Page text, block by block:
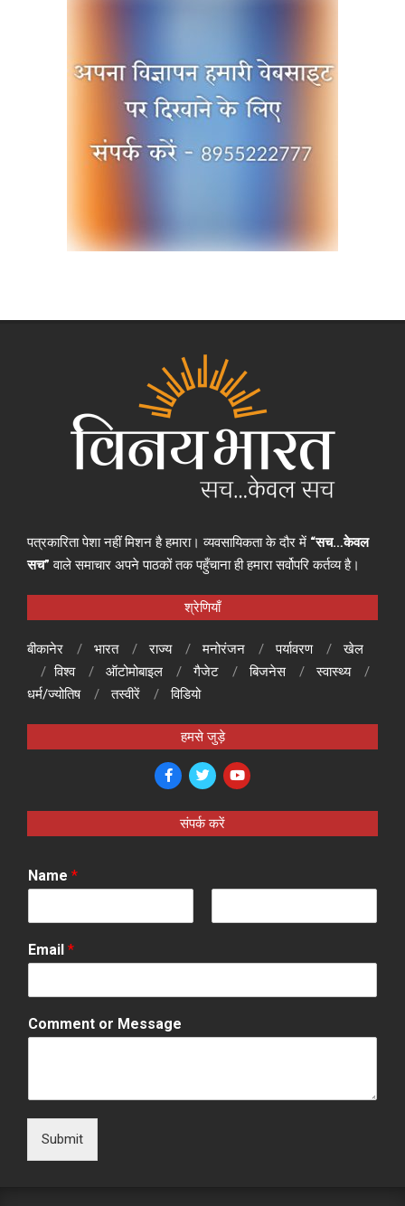
पत्रकारिता पेशा नहीं मिशन है हमारा। व्यवसायिकता के दौर में “सच…केवल
सच” वाले समाचार अपने पाठकों तक पहुँचाना ही हमारा सर्वोपरि कर्तव्य है।
श्रेणियाँ
बीकानेर भारत राज्य मनोरंजन पर्यावरण
खेल
विश्व
ऑटोमोबाइल गैजेट बिजनेस
स्वास्थ्य
धर्म/ज्योतिष
तस्वीरें विडियो
हमसे जुड़े
संपर्क करें
Name *
i
rEmail *
Comment or Message
Submit